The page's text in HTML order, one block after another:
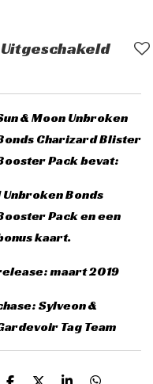
Uitgeschakeld
& Moon Unbroken
Charizard Blister
Pack bevat:
Unbroken Bonds
Pack en een
kaart.
maart 2019
Sylveon &
Tag Team